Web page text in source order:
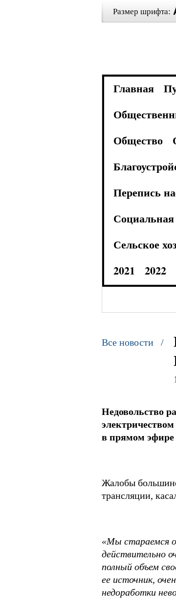
Размер шрифта:
Главная
Общество
Перепись
Сельское
2021
2022
Все новости /
Недовольство
в прямом
Жалобы
трансляции,
«Мы стараемся
действительно
полный объем
ее источник,
недоработки